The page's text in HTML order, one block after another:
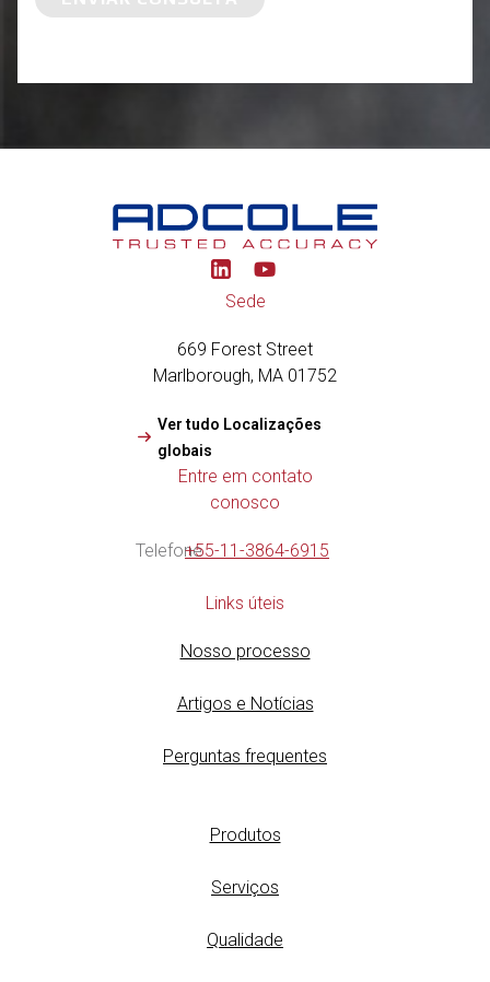
Y
o
u
b
e
Sede
669 Forest Street
Marlborough, MA 01752
Ver tudo Localizações
globais
Entre em contato
conosco
Telefone+55-11-3864-6915
Links úteis
Nosso processo
Artigos e Notícias
Perguntas frequentes
Produtos
Serviços
Qualidade